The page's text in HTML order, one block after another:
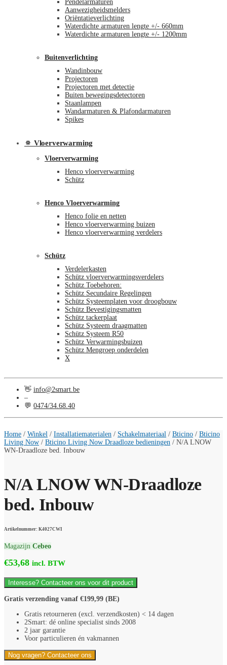
Pendelarmaturen
Aanwezigheidsmelders
Oriëntatieverlichting
Waterdichte armaturen lengte +/- 660mm
Waterdichte armaturen lengte +/- 1200mm
Buitenverlichting
Wandinbouw
Projectoren
Projectoren met detectie
Buiten bewegingsdetectoren
Staanlampen
Wandarmaturen & Plafondarmaturen
Spikes
🔅 Vloerverwarming
Vloerverwarming
Henco vloerverwarming
Schütz
Henco Vloerverwarming
Henco folie en netten
Henco vloerverwarming buizen
Henco vloerverwarming verdelers
Schütz
Verdelerkasten
Schütz vloerverwarmingsverdelers
Schütz Toebehoren:
Schütz Secundaire Regelingen
Schütz Systeemplaten voor droogbouw
Schütz Bevestigingsmatten
Schütz tackerplaat
Schütz Systeem draagmatten
Schütz Systeem R50
Schütz Verwarmingsbuizen
Schütz Mengroep onderdelen
X
👋 info@2smart.be
–
💬 0474/34.68.40
Home / Winkel / Installatiematerialen / Schakelmateriaal / Bticino / Bticino
Living Now / Bticino Living Now Draadloze bedieningen / N/A LNOW
WN-Draadloze bed. Inbouw
N/A LNOW WN-Draadloze
bed. Inbouw
Artikelnummer: K4027CWI
Magazijn Cebeo
€53,68 incl. BTW
Interesse? Contacteer ons voor dit product
Gratis verzending vanaf €199,99 (BE)
Gratis retourneren (excl. verzendkosten) < 14 dagen
2Smart: dé online specialist sinds 2008
2 jaar garantie
Voor particulieren én vakmannen
Nog vragen? Contacteer ons